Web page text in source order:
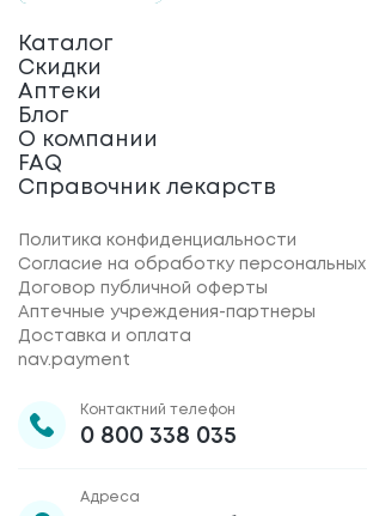
Каталог
Скидки
Аптеки
Блог
О компании
FAQ
Справочник лекарств
Политика конфиденциальности
Согласие на обработку
Договор публичной оферты
Аптечные учреждения-партнеры
Доставка и оплата
nav.payment
Контактний телефон
0 800 338 035
Адреса